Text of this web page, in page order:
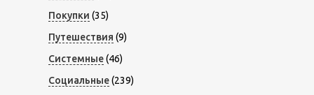
Покупки (35)
Путешествия (9)
Системные(46)
Социальные(239)